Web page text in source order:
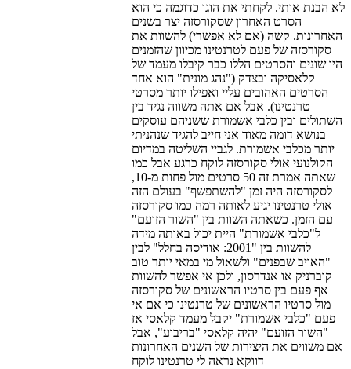
לא הבנת אותי. לקחתי את הוגו כדוגמה כי הוא
הסרט האחרון שסקורסזה יצר בשנים
האחרונות. קשה (אם לא אפשרי) להשוות את
סקורסזה של פעם לטרנטינו מכיוון שהזמנים
היו שונים והסרטים הללו כבר קיבלו מעמד של
קלאסיקה ובצדק ("נהג מונית" הוא אחד
הסרטים האהובים עליי ואפילו יותר מסרטי
טרנטינו). אבל אם אתה משווה נגיד בין
השתולים ובין כלבי אשמורת ששניהם עוסקים
בנושא דומה מאוד אני חייב להגיד שנהניתי
יותר מכלבי אשמורת. לגביי השליטה במדיום
הקולנועי אולי סקורסזה לוקח כרגע אבל כמו
שאתה אמרת זה 50 סרטים מול פחות מ-10,
לסקורסזה היה זמן "להשתפשף" בעולם הזה
אולי טרנטינו יגיע לאותה רמה כמו סקורסזה
עם הזמן. כשאתה השוות בין "השור הזועם"
ל"כלבי אשמורת" היית יכול באותה מידה
להשוות בין "2001: אודיסה בחלל" לבין
"האויב שבפנים" ולשאול מי במאי יותר טוב
קוברניק או אנדרסון, ולכן אי אפשר להשוות
אף פעם בין סרטיו הראשונים של סקורסזה
מול סרטיו הראשונים של טרנטינו כי אם אי
פעם "כלבי אשמורת" יקבל מעמד קלאסי אז
"השור הזועם" יהיה קלאסי "בריבוע", אבל
אם משווים את היצירות של השנים האחרונות
דווקא נראה לי טרנטינו לוקח